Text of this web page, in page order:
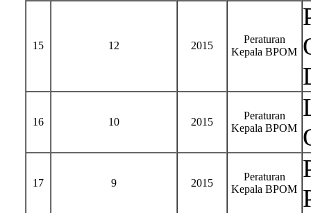
15 12 2015
Peraturan
Kepala BPOM
16 10 2015
Peraturan
Kepala BPOM
17 9 2015
Peraturan
Kepala BPOM